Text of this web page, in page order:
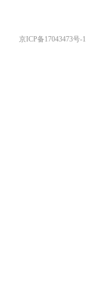
京ICP备17043473号-1